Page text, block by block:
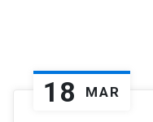
18 MAR